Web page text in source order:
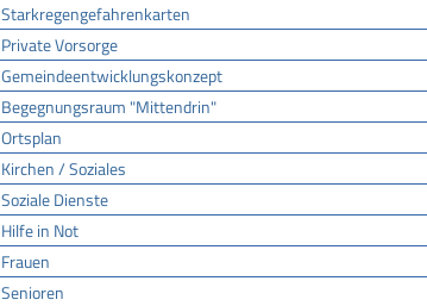
Starkregengefahrenkarten
Private Vorsorge
Gemeindeentwicklungskonzept
Begegnungsraum "Mittendrin"
Ortsplan
Kirchen / Soziales
Soziale Dienste
Hilfe in Not
Frauen
Senioren